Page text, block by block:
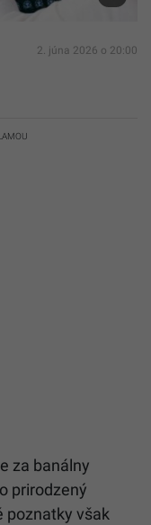
2. júna 2026 o 20:00
za banálny
prirodzený
poznatky však